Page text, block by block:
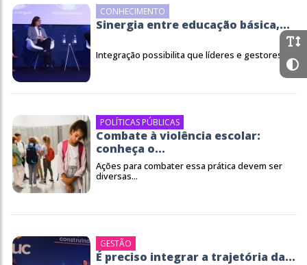
CONHECIMENTO
Sinergia entre educação básica,...
Integração possibilita que líderes e gestores...
POLÍTICAS PÚBLICAS
Combate à violência escolar:
conheça o...
Ações para combater essa prática devem ser
diversas...
GESTÃO
É preciso integrar a trajetória da...